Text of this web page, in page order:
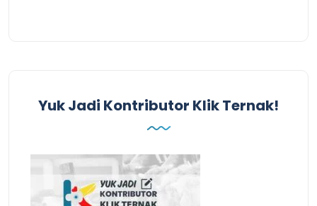
Yuk Jadi Kontributor Klik Ternak!